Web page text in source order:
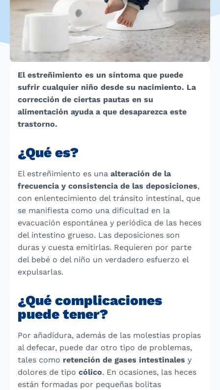
El estreñimiento es un síntoma que puede
sufrir cualquier niño desde su nacimiento. La
corrección de ciertas pautas en su
alimentación ayuda a que desaparezca este
trastorno.
¿Qué es?
El estreñimiento es una alteración de la
frecuencia y consistencia de las deposiciones,
con enlentecimiento del tránsito intestinal, que
se manifiesta como una dificultad en la
evacuación espontánea y periódica de las heces
del intestino grueso. Las deposiciones son
duras y cuesta emitirlas. Requieren por parte
del bebé o del niño un verdadero esfuerzo el
expulsarlas.
¿Qué complicaciones
puede tener?
Por añadidura, además de las molestias propias
al defecar, puede dar otro tipo de problemas,
tales como retención de gases intestinales y
dolores de tipo cólico. En ocasiones, las heces
están formadas por pequeñas bolitas